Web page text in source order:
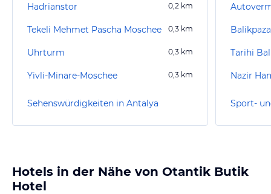
Hadrianstor 0,2 km
Tekeli Mehmet Pascha Moschee 0,3 km
Uhrturm 0,3 km
Yivli-Minare-Moschee 0,3 km
Sehenswürdigkeiten in Antalya
Tarihi
Nazir
Sport-
Hotels in der Nähe von Otantik Butik
Hotel